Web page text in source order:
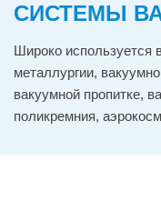
СИСТЕМЫ
Широко используется
металлургии,
вакуумной пропитке,
поликремния,